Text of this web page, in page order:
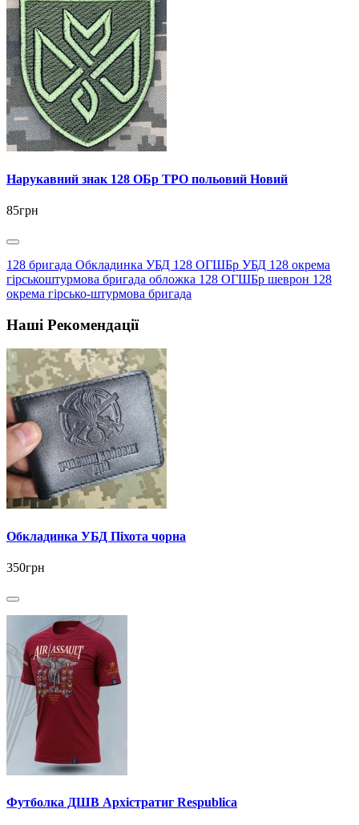
Нарукавний знак 128 ОБр ТРО польовий Новий
85грн
128 бригада Обкладинка УБД 128 ОГШБр УБД 128 окрема
гірськоштурмова бригада обложка 128 ОГШБр шеврон 128
окрема гірсько-штурмова бригада
Наші Рекомендації
Обкладинка УБД Піхота чорна
350грн
Футболка ДШВ Архістратиг Respublica